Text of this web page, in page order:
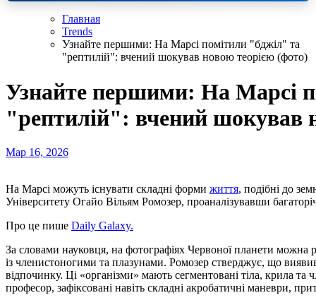
Главная
Trends
Узнайте першими: На Марсі помітили "бджіл" та
"рептилій": вчений шокував новою теорією (фото)
Узнайте першими: На Марсі
"рептилій": вчений шокував
Мар 16, 2026
На Марсі можуть існувати складні форми життя, подібні до
Університету Огайо Вільям Ромозер, проаналізувавши
Про це пише Daily Galaxy.
За словами науковця, на фотографіях Червоної планети можна
із членистоногими та плазунами. Ромозер стверджує, що
відпочинку. Ці «організми» мають сегментовані тіла, крила та
професор, зафіксовані навіть складні акробатичні маневри,